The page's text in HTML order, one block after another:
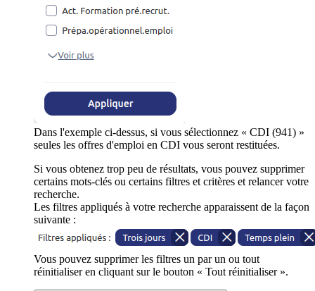
Dans l'exemple ci-dessus, si vous sélectionnez « CDI (941) »
seules les offres d'emploi en CDI vous seront restituées.
Si vous obtenez trop peu de résultats, vous pouvez supprimer
certains mots-clés ou certains filtres et critères et relancer votre
recherche.
Les filtres appliqués à votre recherche apparaissent de la façon
suivante :
Vous pouvez supprimer les filtres un par un ou tout
réinitialiser en cliquant sur le bouton « Tout réinitialiser ».